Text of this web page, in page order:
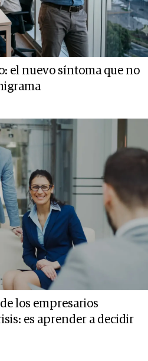
el nuevo síntoma que no
los empresarios
es aprender a decidir